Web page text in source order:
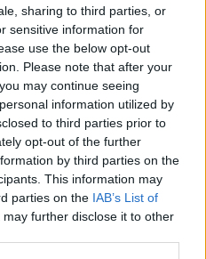
sharing to third parties, or
sensitive information for
use the below opt-out
Please note that after your
may continue seeing
information utilized by
to third parties prior to
opt-out of the further
by third parties on the
This information may
parties on the IAB’s List of
may further disclose it to other
lui donne ces bons
de la volaille,
comté), des tisanes
le semi-complet au raffiné
du poil
pour qu’il digère bien et
en respectant ce principe :
d’une montre !
son système digestif, et